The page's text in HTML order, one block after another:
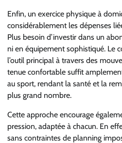
Enfin, un exercice physique à
considérablement les dépenses
Plus besoin d’investir dans un
ni en équipement sophistiqué. Le
l’outil principal à travers des
tenue confortable suffit
au sport, rendant la santé et la
plus grand nombre.
Cette approche encourage
pression, adaptée à chacun. En
sans contraintes de planning